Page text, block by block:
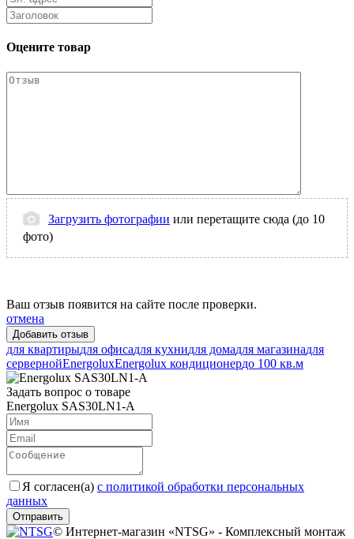
Оцените товар
Загрузить фотографии или перетащите сюда (до 10
фото)
Ваш отзыв появится на сайте после проверки.
отмена
для квартирыдля офисадля кухнидля домадля магазинадля
сервернойEnergoluxEnergolux кондиционердо 100 кв.м
Задать вопрос о товаре
Energolux SAS30LN1-A
Я согласен(a) с политикой обработки персональных
данных
Отправить
© Интернет-магазин «NTSG» - Комплексный монтаж